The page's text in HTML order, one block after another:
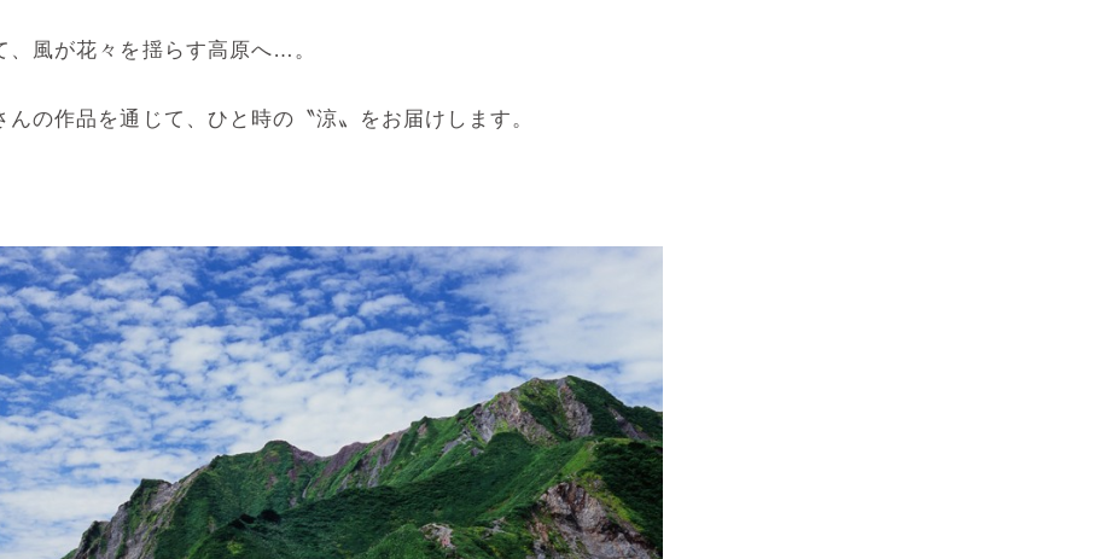
、風が花々を揺らす高原へ…。
の作品を通じて、ひと時の〝涼〟をお届けします。